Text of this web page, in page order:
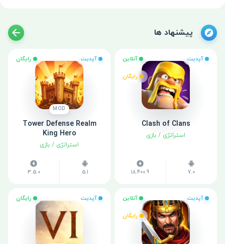
پیشنهاد ها
آپدیت آنلاین
رایگان
Clash of Clans
استراتژی / بازی
7.0
18.400.9
آپدیت رایگان
MOD
Tower Defense Realm
King Hero
استراتژی / بازی
5.1
3.5.0
آپدیت آنلاین
رایگان
آپدیت رایگان